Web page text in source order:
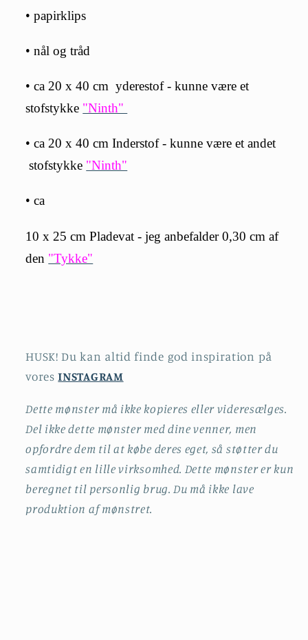
• papirklips
• nål og tråd
• ca 20 x 40 cm yderestof - kunne være et
stofstykke "Ninth"
• ca20 x 40 cm Inderstof - kunne være et andet
stofstykke "Ninth"
• ca
10 x 25cm Pladevat - jeg anbefalder 0,30 cm af
den "Tykke"
HUSK! Du kan altid finde god inspiration på
voresINSTAGRAM
Dette mønster må ikke kopieres eller videresælges.
Del ikke dette mønster med dine venner, men
opfordre dem til at købe deres eget, så støtter du
samtidigt en lille virksomhed. Dette mønster er kun
beregnet til personlig brug. Du må ikke lave
produktion af mønstret.